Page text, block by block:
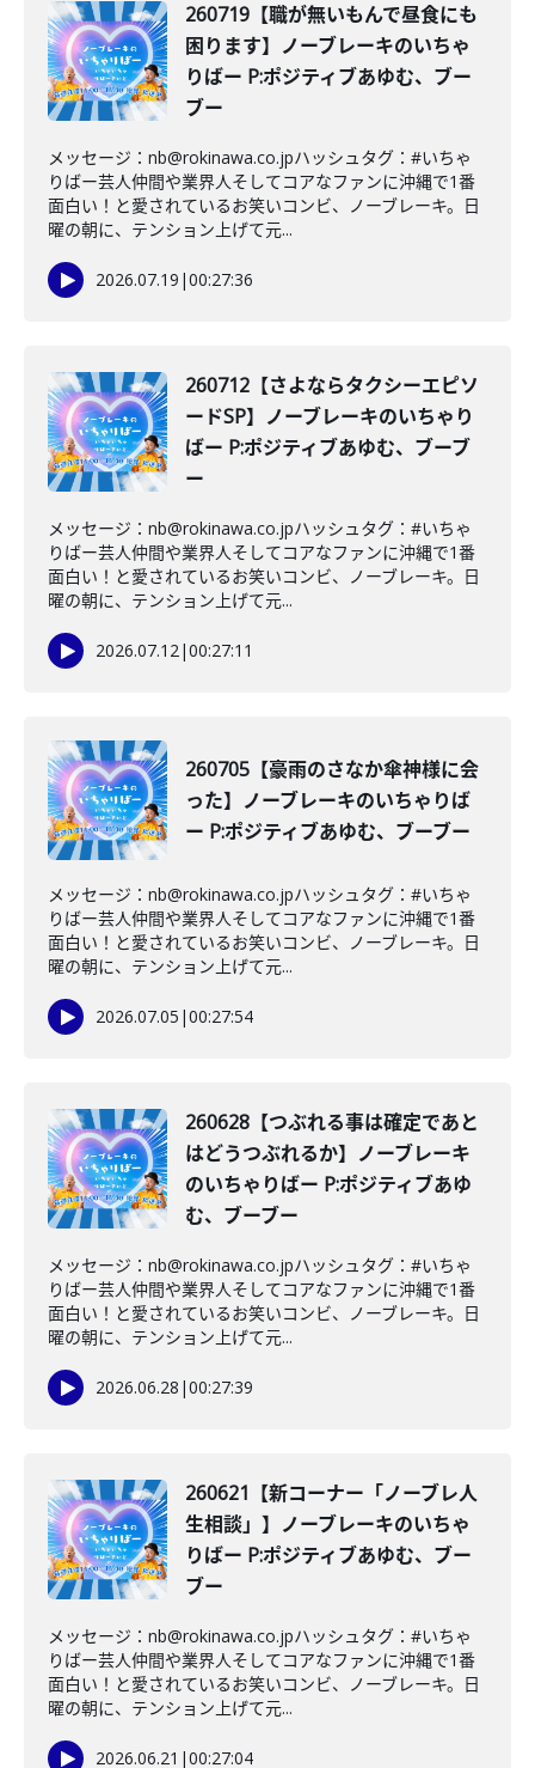
260719【職が無いもんで昼食にも
困ります】ノーブレーキのいちゃ
りばー P:ポジティブあゆむ、ブー
ブー
メッセージ：nb@rokinawa.co.jpハッシュタグ：#いちゃ
りばー芸人仲間や業界人そしてコアなファンに沖縄で1番
面白い！と愛されているお笑いコンビ、ノーブレーキ。日
曜の朝に、テンション上げて元...
2026.07.19 |00:27:36
260712【さよならタクシーエピソ
ードSP】ノーブレーキのいちゃり
ばー P:ポジティブあゆむ、ブーブ
ー
メッセージ：nb@rokinawa.co.jpハッシュタグ：#いちゃ
りばー芸人仲間や業界人そしてコアなファンに沖縄で1番
面白い！と愛されているお笑いコンビ、ノーブレーキ。日
曜の朝に、テンション上げて元...
2026.07.12|00:27:11
260705【豪雨のさなか傘神様に会
った】ノーブレーキのいちゃりば
ー P:ポジティブあゆむ、ブーブー
メッセージ：nb@rokinawa.co.jpハッシュタグ：#いちゃ
りばー芸人仲間や業界人そしてコアなファンに沖縄で1番
面白い！と愛されているお笑いコンビ、ノーブレーキ。日
曜の朝に、テンション上げて元...
2026.07.05 |00:27:54
260628【つぶれる事は確定であと
はどうつぶれるか】ノーブレーキ
のいちゃりばー P:ポジティブあゆ
む、ブーブー
メッセージ：nb@rokinawa.co.jpハッシュタグ：#いちゃ
りばー芸人仲間や業界人そしてコアなファンに沖縄で1番
面白い！と愛されているお笑いコンビ、ノーブレーキ。日
曜の朝に、テンション上げて元...
2026.06.28 |00:27:39
260621【新コーナー「ノーブレ人
生相談」】ノーブレーキのいちゃ
りばー P:ポジティブあゆむ、ブー
ブー
メッセージ：nb@rokinawa.co.jpハッシュタグ：#いちゃ
りばー芸人仲間や業界人そしてコアなファンに沖縄で1番
面白い！と愛されているお笑いコンビ、ノーブレーキ。日
曜の朝に、テンション上げて元...
2026.06.21 |00:27:04